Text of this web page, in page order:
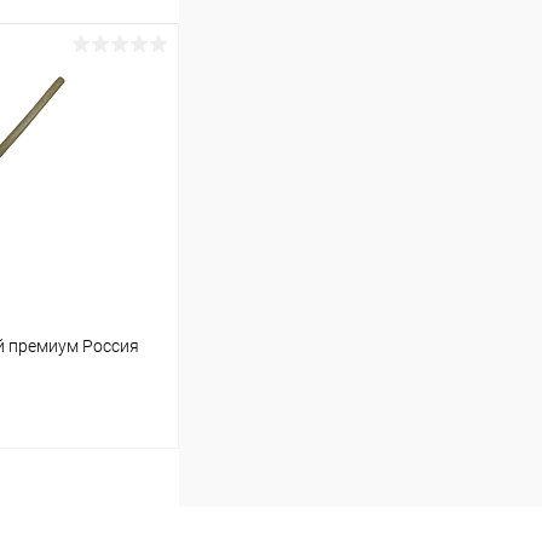
премиум Россия